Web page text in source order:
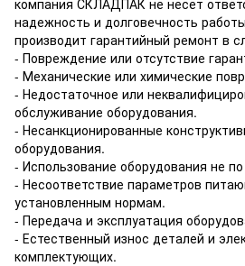
надежность и долговечность
производит гарантийный ремонт в
- Повреждение или отсутствие
- Механические или химические
- Недостаточное или
обслуживание оборудования.
- Несанкционированные
оборудования.
- Использование оборудования не
- Несоответствие параметров
установленным нормам.
- Передача и эксплуатация
- Естественный износ деталей и
комплектующих.